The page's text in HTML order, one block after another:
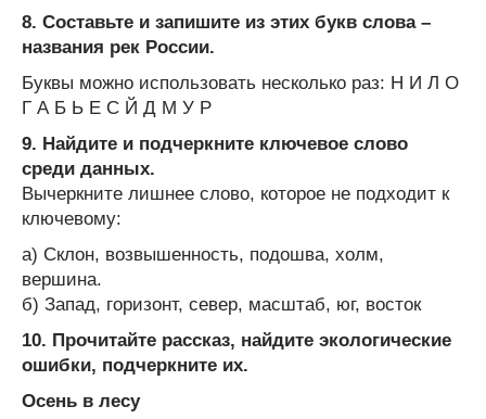
8. Составьте и запишите из этих букв слова –
названия рек России.
Буквы можно использовать несколько раз: Н И Л О
Г А Б Ь Е С Й Д М У Р
9. Найдите и подчеркните ключевое слово
среди данных.
Вычеркните лишнее слово, которое не подходит к
ключевому:
а) Склон, возвышенность, подошва, холм,
вершина.
б) Запад, горизонт, север, масштаб, юг, восток
10. Прочитайте рассказ, найдите экологические
ошибки, подчеркните их.
Осень в лесу